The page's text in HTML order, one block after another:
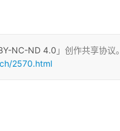
NC-ND 4.0 」创作共享协议。
2570.html